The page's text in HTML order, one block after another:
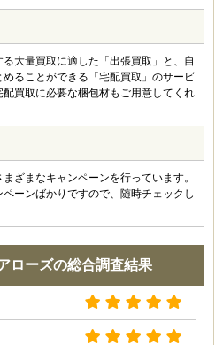
大量買取に適した「出張買取」と、自
ることができる「宅配買取」のサービ
買取に必要な梱包材もご用意してくれ
ざまなキャンペーンを行っています。
ーンばかりですので、随時チェックし
ローズの総合調査結果